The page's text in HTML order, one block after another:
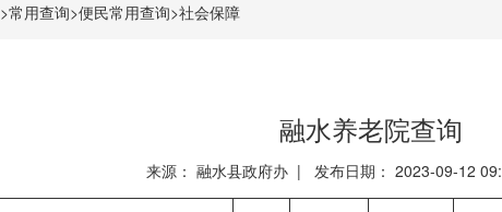
>常用查询>便民常用查询>社会保障
融水养老院查询
来源： 融水县政府办 | 发布日期： 2023-09-12